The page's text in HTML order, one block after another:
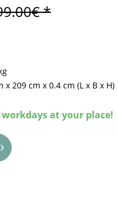
*
x209 cm x0.4 cm (L x B x H)
at your place!